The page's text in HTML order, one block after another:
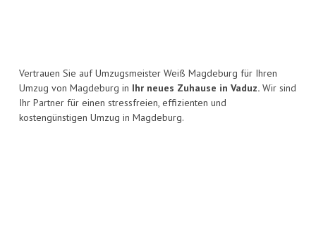
Vertrauen Sie auf Umzugsmeister Weiß Magdeburg für Ihren
Umzug von Magdeburg in Ihr neues Zuhause in Vaduz. Wir sind
Ihr Partner für einen stressfreien, effizienten und
kostengünstigen Umzug in Magdeburg.